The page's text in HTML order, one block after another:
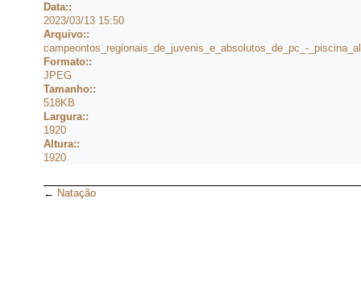
Data::
2023/03/13 15:50
Arquivo::
campeontos_regionais_de_juvenis_e_absolutos_de_pc_-
Formato::
JPEG
Tamanho::
518KB
Largura::
1920
Altura::
1920
← Natação